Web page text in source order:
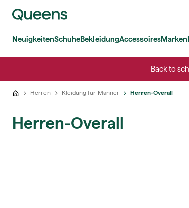
NeuigkeitenSchuheBekleidungAccessoiresMarken
Back to
Herren Kleidung für Männer Herren-Overall
Herren-Overall